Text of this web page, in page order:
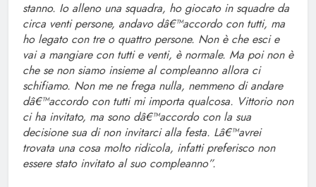
stanno. Io alleno una squadra, ho giocato in squadre da
circa venti persone, andavo dâ€™accordo con tutti, ma
ho legato con tre o quattro persone. Non è che esci e
vai a mangiare con tutti e venti, è normale. Ma poi non è
che se non siamo insieme al compleanno allora ci
schifiamo. Non me ne frega nulla, nemmeno di andare
dâ€™accordo con tutti mi importa qualcosa. Vittorio non
ci ha invitato, ma sono dâ€™accordo con la sua
decisione sua di non invitarci alla festa. Lâ€™avrei
trovata una cosa molto ridicola, infatti preferisco non
essere stato invitato al suo compleanno”.